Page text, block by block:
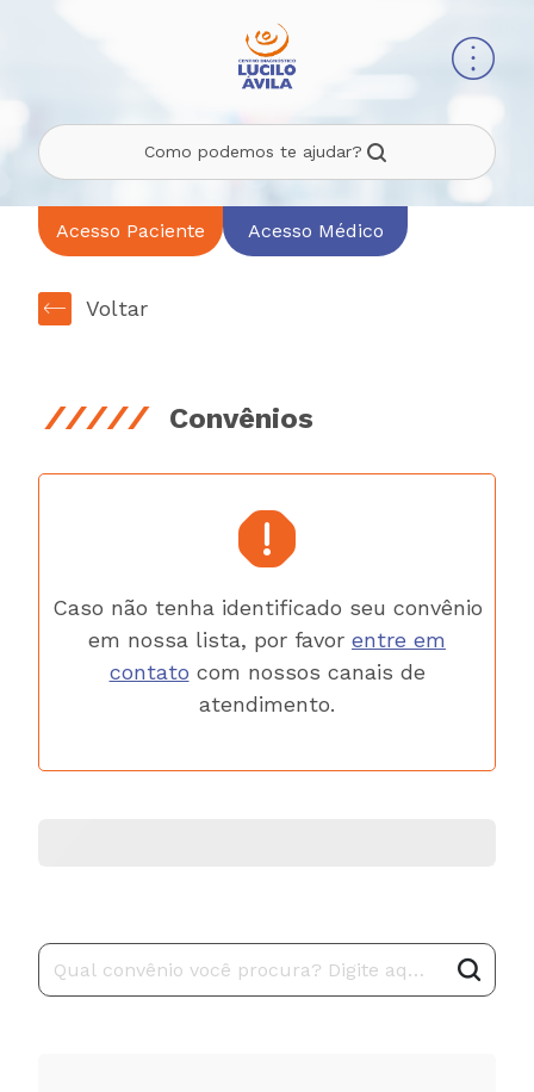
Como podemos te ajudar?
Acesso Paciente Acesso Médico
Voltar
Convênios
Caso não tenha identificado seu convênio
em nossa lista, por favor entre em
contato com nossos canais de
atendimento.